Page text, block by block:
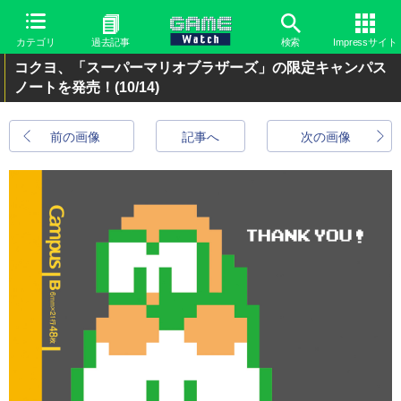
カテゴリ 過去記事 検索 Impressサイト
コクヨ、「スーパーマリオブラザーズ」の限定キャンパス
ノートを発売！ (10/14)
前の画像 次の画像
記事へ